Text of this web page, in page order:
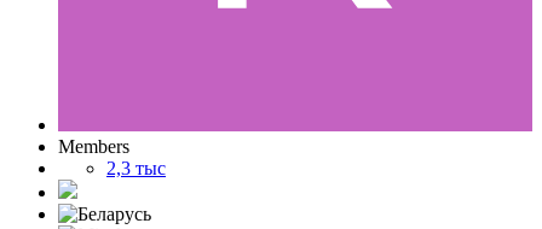
Members
2,3 тыс